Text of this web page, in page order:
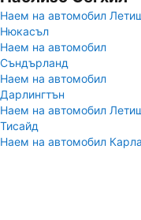
Наем на автомобил
Нюкасъл
Наем на автомобил
Съндърланд
Наем на автомобил
Дарлингтън
Наем на автомобил
Тисайд
Наем на автомобил